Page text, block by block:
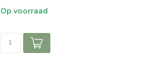
Op voorraad